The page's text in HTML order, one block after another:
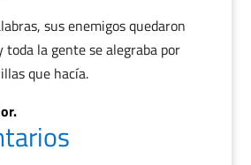
sus enemigos quedaron
toda la gente se alegraba por
que hacía.